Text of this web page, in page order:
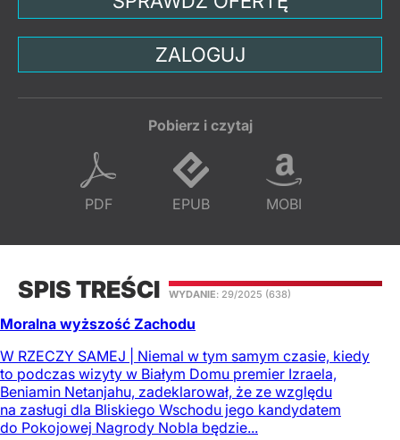
ZALOGUJ
Pobierz i czytaj
PDF EPUB MOBI
SPIS TREŚCI WYDANIE: 29/2025 (638)
Moralna wyższość Zachodu
W RZECZY SAMEJ | Niemal w tym samym czasie, kiedy
to podczas wizyty w Białym Domu premier Izraela,
Beniamin Netanjahu, zadeklarował, że ze względu
na zasługi dla Bliskiego Wschodu jego kandydatem
do Pokojowej Nagrody Nobla będzie...